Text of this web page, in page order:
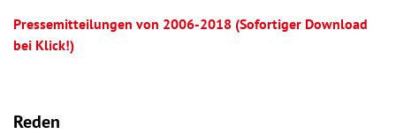
Pressemitteilungen von 2006-2018 (Sofortiger Download
bei Klick!)
Reden